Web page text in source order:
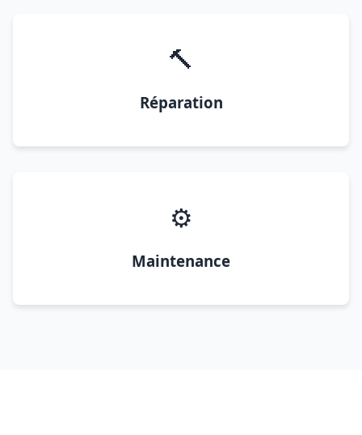
🔨
Réparation
⚙️
Maintenance